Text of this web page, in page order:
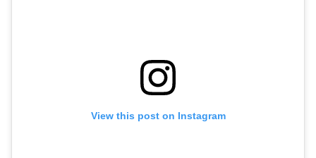
View this post on Instagram